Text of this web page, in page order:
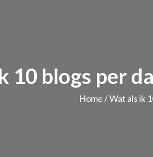
10 blogs per
Home/Wat als ik